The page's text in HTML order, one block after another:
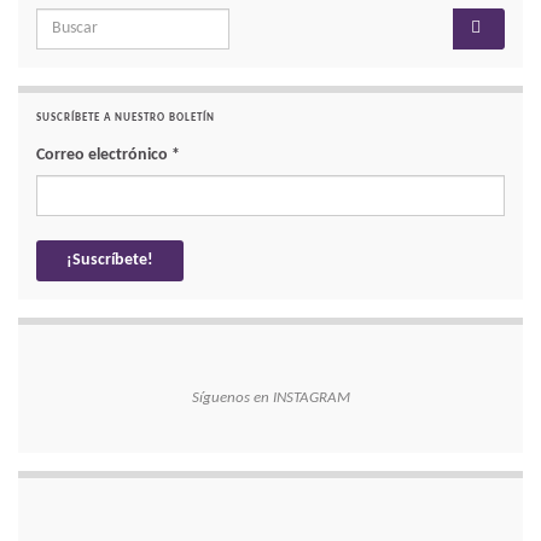
Search for:
SUSCRÍBETE A NUESTRO BOLETÍN
Correo electrónico *
Síguenos en INSTAGRAM